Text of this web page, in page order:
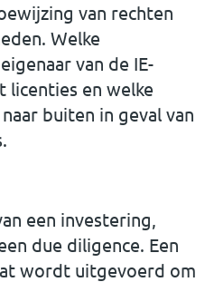
van rechten
Welke
van de IE-
licenties en welke
buiten in geval van
een investering,
due diligence. Een
wordt uitgevoerd om